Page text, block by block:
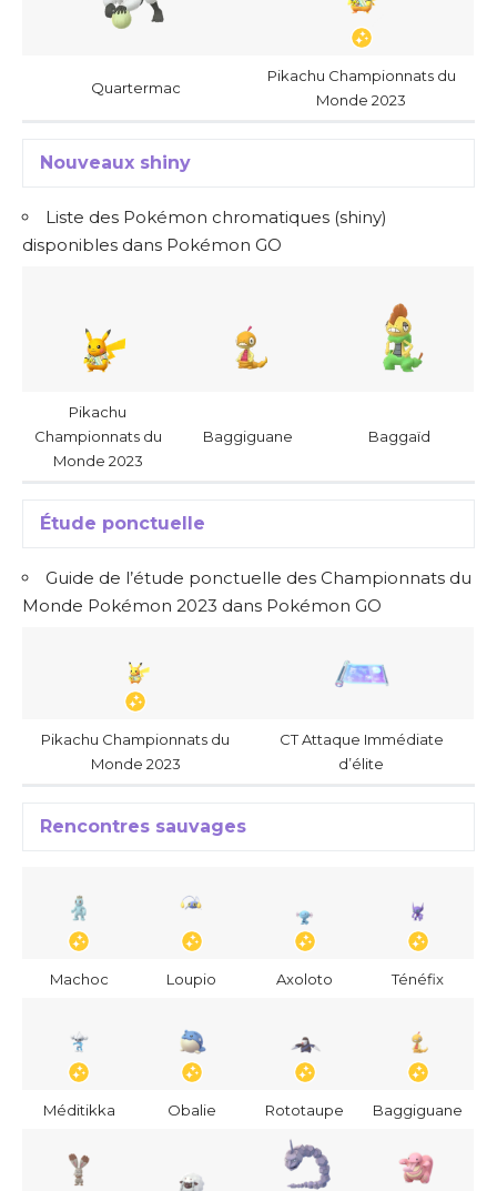
Quartermac
Pikachu Championnats du
Monde 2023
Nouveaux shiny
Liste des Pokémon chromatiques (shiny)
disponibles dans Pokémon GO
Pikachu
Championnats du
Monde 2023
Baggiguane Baggaïd
Étude ponctuelle
Guide de l’étude ponctuelle des Championnats du
Monde Pokémon 2023 dans Pokémon GO
Pikachu Championnats du
Monde 2023
CT Attaque Immédiate
d’élite
Rencontres sauvages
Machoc Loupio Axoloto Ténéfix
Méditikka Obalie Rototaupe Baggiguane